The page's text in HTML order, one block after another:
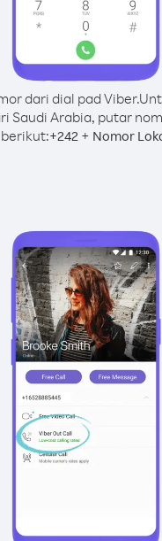
dari dial pad Viber.
Saudi Arabia, putar
berikut:+242 + Nomor